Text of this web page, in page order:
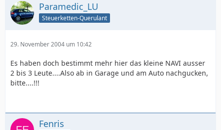
Paramedic_LU
Steuerketten-Querulant
29. November 2004 um 10:42
Es haben doch bestimmt mehr hier das kleine NAVI ausser
2 bis 3 Leute....Also ab in Garage und am Auto nachgucken,
bitte....!!!
Fenris